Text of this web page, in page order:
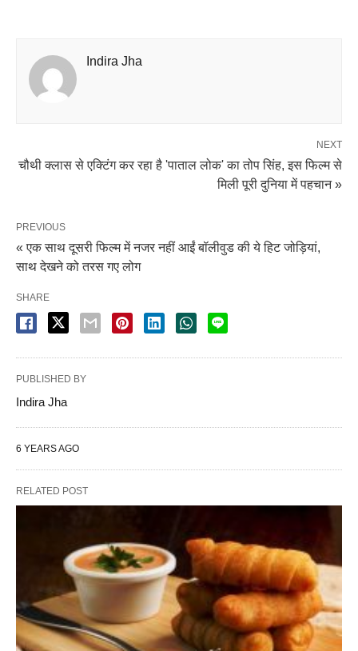
Indira Jha
NEXT
चौथी क्लास से एक्टिंग कर रहा है 'पाताल लोक' का तोप सिंह, इस फिल्म से
मिली पूरी दुनिया में पहचान »
PREVIOUS
« एक साथ दूसरी फिल्म में नजर नहीं आईं बॉलीवुड की ये हिट जोड़ियां,
साथ देखने को तरस गए लोग
SHARE
PUBLISHED BY
Indira Jha
6 YEARS AGO
RELATED POST